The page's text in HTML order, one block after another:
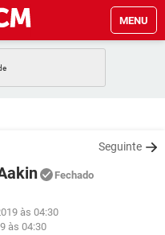
MENU
Seguinte
Fechado
às 04:30
às 04:30